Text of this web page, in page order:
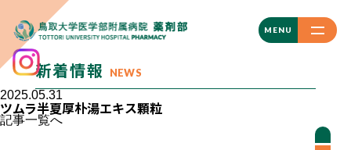
MENU
CLOSE
新着情報 NEWS
2025.05.31
ツムラ半夏厚朴湯エキス顆粒
記事一覧へ